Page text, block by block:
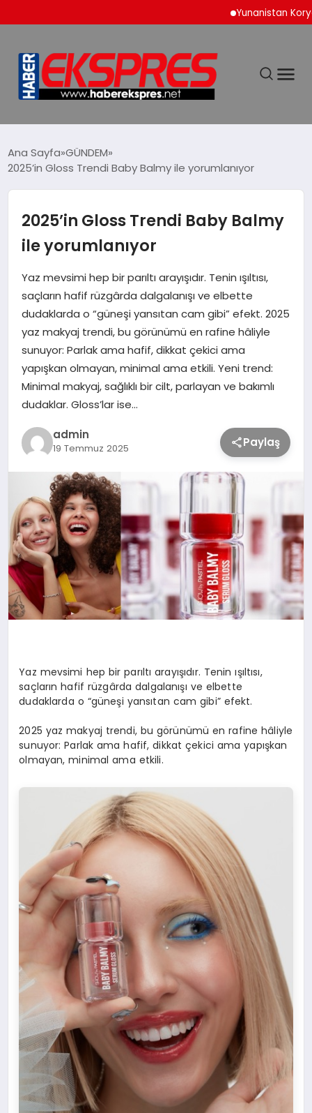
Yunanistan Korydallos
SİYASET
YAŞAM
TEKNOLOJİ
SAĞLIK
MAGAZİN
EĞİTİM
Ana Sayfa GÜNDEM
2025’in Gloss Trendi Baby Balmy ile yorumlanıyor
2025’in Gloss Trendi Baby Balmy
ile yorumlanıyor
Yaz mevsimi hep bir parıltı arayışıdır. Tenin ışıltısı,
saçların hafif rüzgârda dalgalanışı ve elbette
dudaklarda o “güneşi yansıtan cam gibi” efekt. 2025
yaz makyaj trendi, bu görünümü en rafine hâliyle
sunuyor: Parlak ama hafif, dikkat çekici ama
yapışkan olmayan, minimal ama etkili. Yeni trend:
Minimal makyaj, sağlıklı bir cilt, parlayan ve bakımlı
dudaklar. Gloss’lar ise…
admin
19 Temmuz 2025 Paylaş
Yaz mevsimi hep bir parıltı arayışıdır. Tenin ışıltısı,
saçların hafif rüzgârda dalgalanışı ve elbette
dudaklarda o “güneşi yansıtan cam gibi” efekt.
2025 yaz makyaj trendi, bu görünümü en rafine hâliyle
sunuyor: Parlak ama hafif, dikkat çekici ama yapışkan
olmayan, minimal ama etkili.